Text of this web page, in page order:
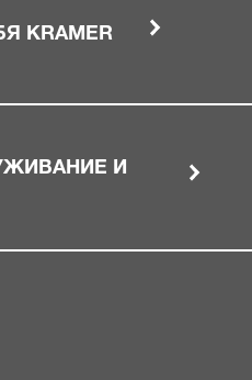
KRAMER
И